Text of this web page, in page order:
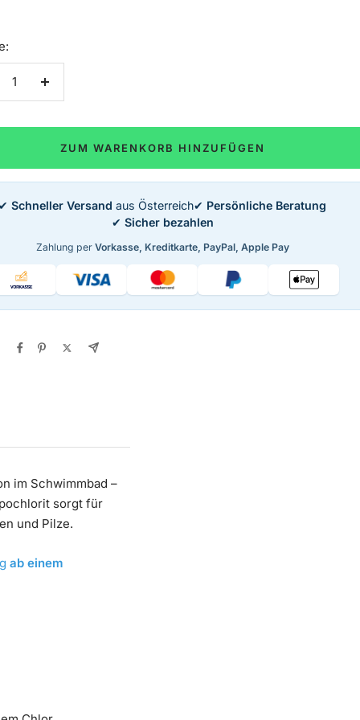
Menge
ZUM WARENKORB HINZUFÜGEN
Schneller Versand aus Österreich✔ Persönliche Beratung
✔ Sicher bezahlen
Zahlung per Vorkasse, Kreditkarte, PayPal, Apple Pay
im Schwimmbad –
sorgt für
und Pilze.
ab einem